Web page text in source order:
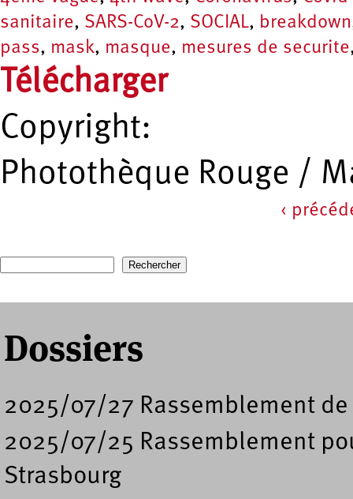
sanitaire, SARS-CoV-2, SOCIAL, breakdown
pass, mask, masque, mesures de securite
Télécharger
Copyright:
Photothèque Rouge /
‹
Formulaire de recherche
Dossiers
2025/07/27 Rassemblement
2025/07/25 Rassemblement
Strasbourg